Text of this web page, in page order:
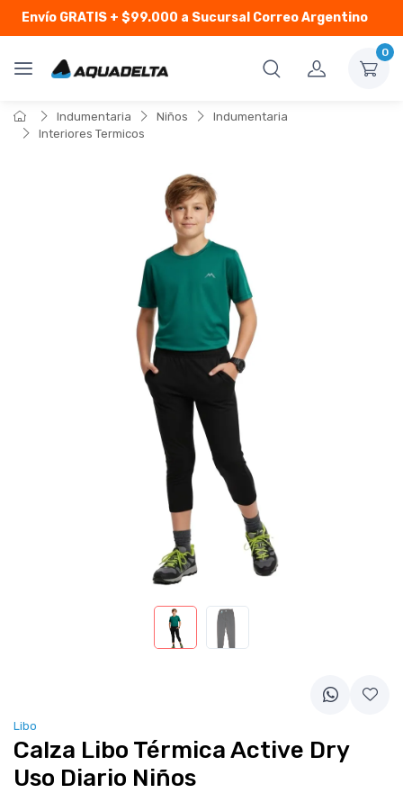
Envío GRATIS+ $99.000 a Sucursal Correo Argentino
0
Indumentaria Niños
Indumentaria
Interiores Termicos
Libo
Calza Libo Térmica Active Dry
Uso Diario Niños